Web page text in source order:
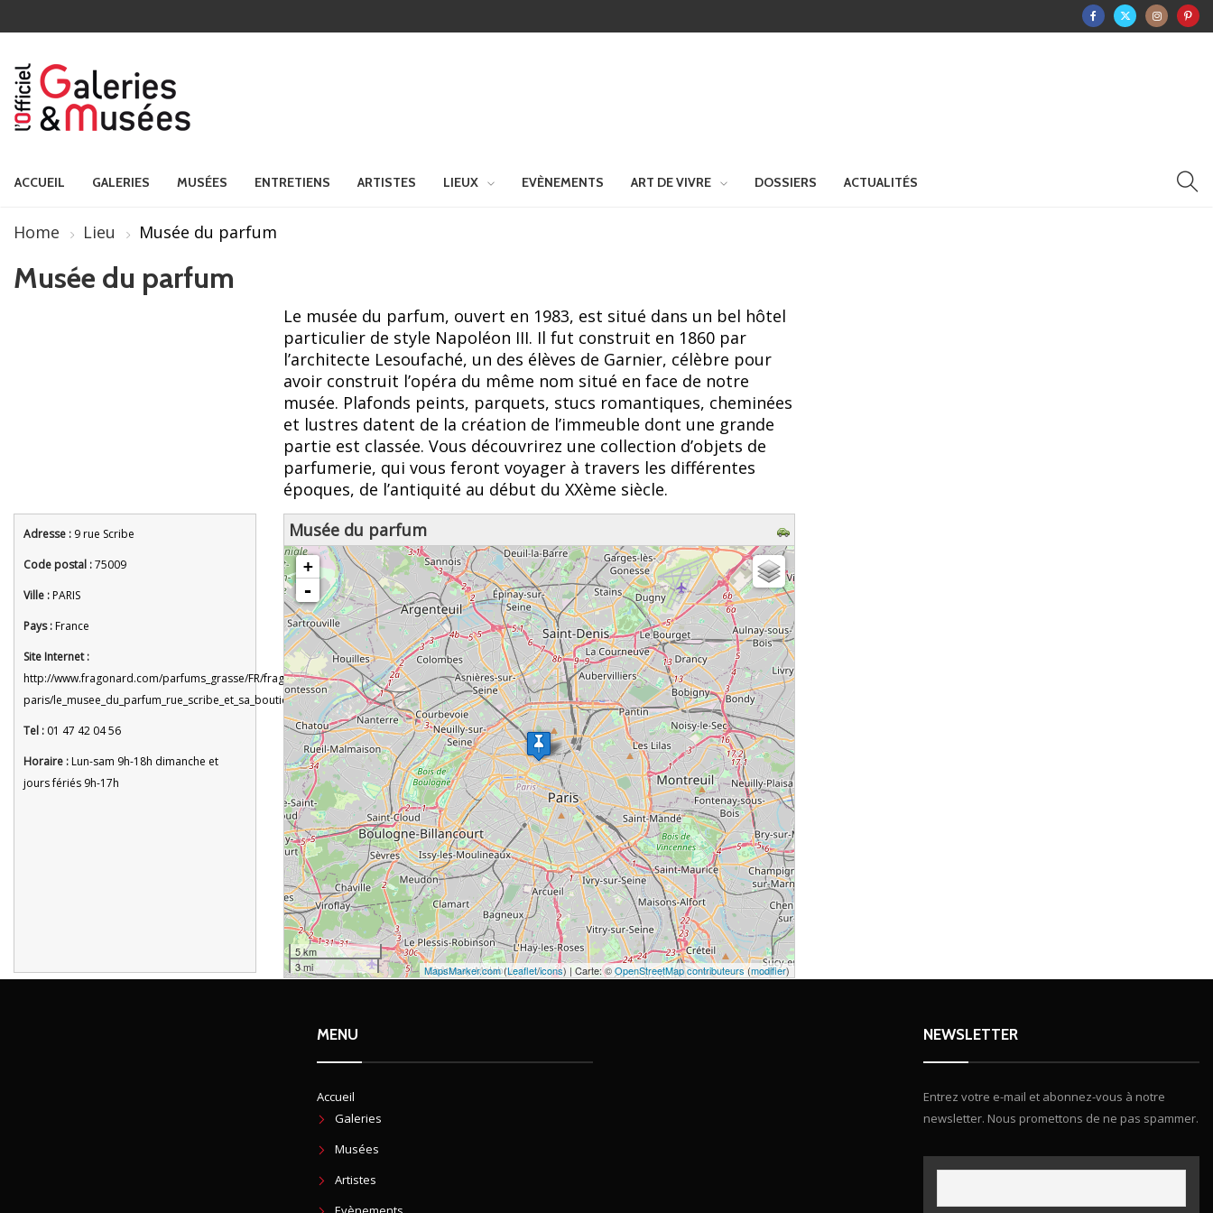
ACCUEIL GALERIES MUSÉES ENTRETIENS ARTISTES LIEUX EVÈNEMENTS ART DE VIVRE DOSSIERS ACTUALITÉS
Home Lieu Musée du parfum
Musée du parfum
Le musée du parfum, ouvert en 1983, est situé dans un bel hôtel
particulier de style Napoléon III. Il fut construit en 1860 par
l’architecte Lesoufaché, un des élèves de Garnier, célèbre pour
avoir construit l’opéra du même nom situé en face de notre
musée. Plafonds peints, parquets, stucs romantiques, cheminées
et lustres datent de la création de l’immeuble dont une grande
partie est classée. Vous découvrirez une collection d’objets de
parfumerie, qui vous feront voyager à travers les différentes
époques, de l’antiquité au début du XXème siècle.
Adresse : 9 rue Scribe
Code postal :75009
Ville :PARIS
Pays :France
Site Internet :
http://www.fragonard.com/parfums_grasse/FR/fragonard/
paris/le_musee_du_parfum_rue_scribe_et_sa_boutique.cfm
Tel : 01 47 42 04 56
Horaire :Lun-sam 9h-18h dimanche et
jours fériés 9h-17h
Musée du parfum
chargement de la carte - veuillez patienter...
+
-
5 km
3 mi
MapsMarker.com(Leaflet/icons) | Carte: ©OpenStreetMap contributeurs(modifier)
MENU
Accueil
Galeries
Musées
Artistes
NEWSLETTER
Entrez votre e-mail et abonnez-vous à notre
newsletter. Nous promettons de ne pas spammer.